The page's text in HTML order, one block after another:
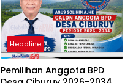
Headline
Pemilihan Anggota BPD